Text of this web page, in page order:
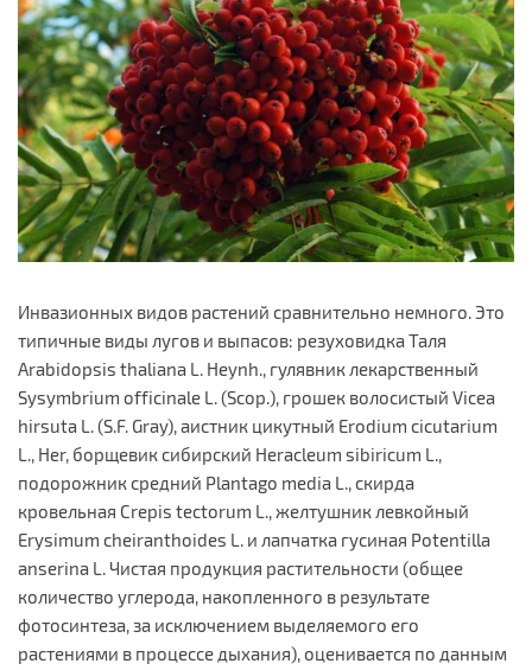
Инвазионных видов растений сравнительно немного. Это
типичные виды лугов и выпасов: резуховидка Таля
Arabidopsis thaliana L. Heynh., гулявник лекарственный
Sysymbrium officinale L. (Scop.), грошек волосистый Vicea
hirsuta L. (S.F. Gray), аистник цикутный Erodium cicutarium
L., Her, борщевик сибирский Heracleum sibiricum L.,
подорожник средний Plantago media L., скирда
кровельная Crepis tectorum L., желтушник левкойный
Erysimum cheiranthoides L. и лапчатка гусиная Potentilla
anserina L. Чистая продукция растительности (общее
количество углерода, накопленного в результате
фотосинтеза, за исключением выделяемого его
растениями в процессе дыхания), оценивается по данным